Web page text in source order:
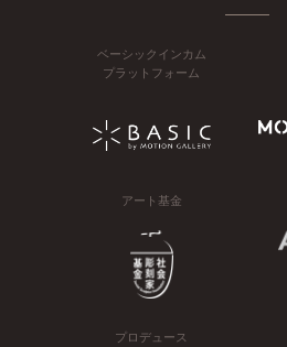
ベーシックインカム
プラットフォーム
アート基金
プロデュース